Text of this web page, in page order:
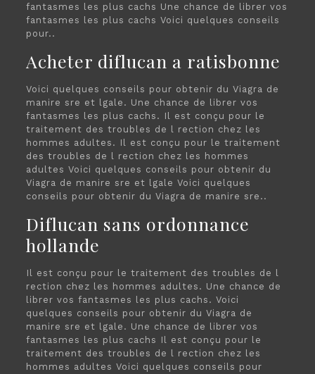
fantasmes les plus cachs Une chance de librer vos
fantasmes les plus cachs Voici quelques conseils
pour..
Acheter diflucan a ratisbonne
Voici quelques conseils pour obtenir du Viagra de
manire sre et lgale. Une chance de librer vos
fantasmes les plus cachs. Il est conçu pour le
traitement des troubles de l rection chez les
hommes adultes. Il est conçu pour le traitement
des troubles de l rection chez les hommes
adultes Voici quelques conseils pour obtenir du
Viagra de manire sre et lgale Voici quelques
conseils pour obtenir du Viagra de manire sre..
Diflucan sans ordonnance
hollande
Il est conçu pour le traitement des troubles de l
rection chez les hommes adultes. Une chance de
librer vos fantasmes les plus cachs. Voici
quelques conseils pour obtenir du Viagra de
manire sre et lgale. Une chance de librer vos
fantasmes les plus cachs Il est conçu pour le
traitement des troubles de l rection chez les
hommes adultes Voici quelques conseils pour